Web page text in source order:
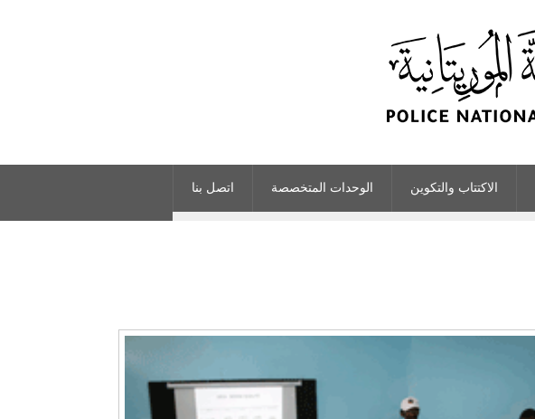
الاكتتاب والتكوين الوحدات المتخصصة اتصل بنا